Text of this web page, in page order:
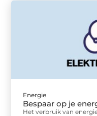
Energie
Bespaar op je
Het verbruik van